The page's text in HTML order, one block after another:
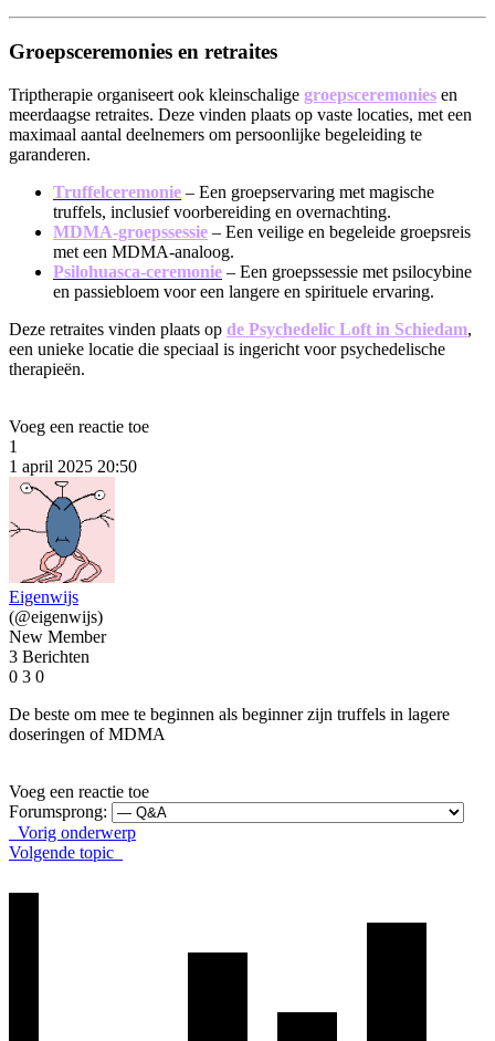
Groepsceremonies en retraites
Triptherapie organiseert ook kleinschalige groepsceremonies en
meerdaagse retraites. Deze vinden plaats op vaste locaties, met een
maximaal aantal deelnemers om persoonlijke begeleiding te
garanderen.
Truffelceremonie – Een groepservaring met magische
truffels, inclusief voorbereiding en overnachting.
MDMA-groepssessie – Een veilige en begeleide groepsreis
met een MDMA-analoog.
Psilohuasca-ceremonie – Een groepssessie met psilocybine
en passiebloem voor een langere en spirituele ervaring.
Deze retraites vinden plaats op de Psychedelic Loft in Schiedam,
een unieke locatie die speciaal is ingericht voor psychedelische
therapieën.
Voeg een reactie toe
1
1 april 2025 20:50
Eigenwijs
(@eigenwijs)
New Member
3 Berichten
0 3 0
De beste om mee te beginnen als beginner zijn truffels in lagere
doseringen of MDMA
Voeg een reactie toe
Forumsprong:
Vorig onderwerp
Volgende topic